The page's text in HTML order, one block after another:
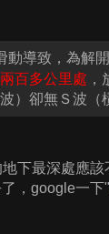
動導致，為解
百多公里處
）卻無Ｓ波
下最深處應
，google一下"